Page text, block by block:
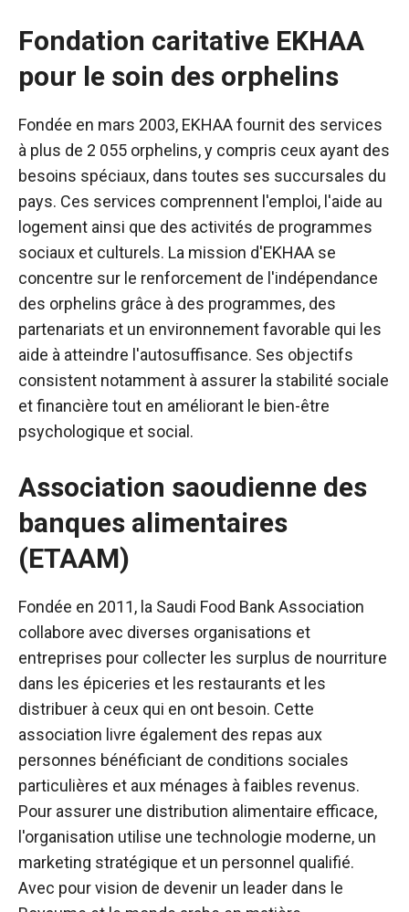
Fondation caritative EKHAA
pour le soin des orphelins
Fondée en mars 2003, EKHAA fournit des services
à plus de 2 055 orphelins, y compris ceux ayant des
besoins spéciaux, dans toutes ses succursales du
pays. Ces services comprennent l'emploi, l'aide au
logement ainsi que des activités de programmes
sociaux et culturels. La mission d'EKHAA se
concentre sur le renforcement de l'indépendance
des orphelins grâce à des programmes, des
partenariats et un environnement favorable qui les
aide à atteindre l'autosuffisance. Ses objectifs
consistent notamment à assurer la stabilité sociale
et financière tout en améliorant le bien-être
psychologique et social.
Association saoudienne des
banques alimentaires
(ETAAM)
Fondée en 2011, la Saudi Food Bank Association
collabore avec diverses organisations et
entreprises pour collecter les surplus de nourriture
dans les épiceries et les restaurants et les
distribuer à ceux qui en ont besoin. Cette
association livre également des repas aux
personnes bénéficiant de conditions sociales
particulières et aux ménages à faibles revenus.
Pour assurer une distribution alimentaire efficace,
l'organisation utilise une technologie moderne, un
marketing stratégique et un personnel qualifié.
Avec pour vision de devenir un leader dans le